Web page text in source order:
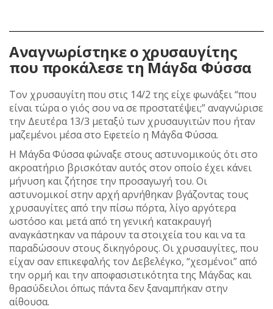
Αναγνωρίστηκε ο χρυσαυγίτης
που προκάλεσε τη Μάγδα Φύσσα
Τον χρυσαυγίτη που στις 14/2 της είχε φωνάξει “που
είναι τώρα ο γιός σου να σε προστατέψει;” αναγνώρισε
την Δευτέρα 13/3 μεταξύ των χρυσαυγιτών που ήταν
μαζεμένοι μέσα στο Εφετείο η Μάγδα Φύσσα.
Η Μάγδα Φύσσα φώναξε στους αστυνομικούς ότι στο
ακροατήριο βρισκόταν αυτός στον οποίο έχει κάνει
μήνυση και ζήτησε την προσαγωγή του. Οι
αστυνομικοί στην αρχή αρνήθηκαν βγάζοντας τους
χρυσαυγίτες από την πίσω πόρτα, λίγο αργότερα
ωστόσο και μετά από τη γενική κατακραυγή
αναγκάστηκαν να πάρουν τα στοιχεία του και να τα
παραδώσουν στους δικηγόρους. Οι χρυσαυγίτες, που
είχαν σαν επικεφαλής τον Δεβελέγκο, “χεσμένοι” από
την ορμή και την αποφασιστικότητα της Μάγδας και
θρασύδειλοι όπως πάντα δεν ξαναμπήκαν στην
αίθουσα.